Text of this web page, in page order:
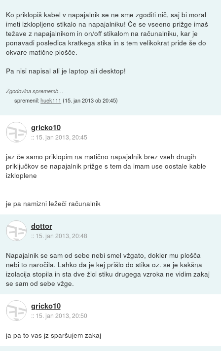
Ko priklopiš kabel v napajalnik se ne sme zgoditi nič, saj bi moral
imeti izklopljeno stikalo na napajalniku! Če se vseeno prižge imaš
težave z napajalnikom in on/off stikalom na računalniku, kar je
ponavadi posledica kratkega stika in s tem velikokrat pride še do
okvare matične plošče.
Pa nisi napisal ali je laptop ali desktop!
Zgodovina sprememb…
spremenil:huek111 (15. jan 2013 ob 20:45)
gricko10
:: 15. jan 2013, 20:45
jaz če samo priklopim na matično napajalnik brez vseh drugih
priključkov se napajalnik prižge s tem da imam use oostale kable
izkloplene
je pa namizni ležeči računalnik
dottor
:: 15. jan 2013, 20:48
Napajalnik se sam od sebe nebi smel vžgato, dokler mu plošča
nebi to naročila. Lahko da je kej prišlo do stika oz. se je kakšna
izolacija stopila in sta dve žici stiku drugega vzroka ne vidim zakaj
se sam od sebe vžge.
gricko10
:: 15. jan 2013, 20:50
ja pa to vas jz sparšujem zakaj